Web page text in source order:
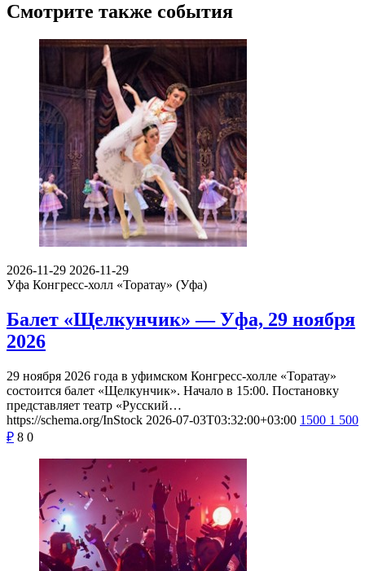
Смотрите также события
2026-11-29 2026-11-29
Уфа Конгресс-холл «Торатау» (Уфа)
Балет «Щелкунчик» — Уфа, 29 ноября
2026
29 ноября 2026 года в уфимском Конгресс-холле «Торатау»
состоится балет «Щелкунчик». Начало в 15:00. Постановку
представляет театр «Русский…
https://schema.org/InStock 2026-07-03T03:32:00+03:00 1500 1 500
₽ 8 0